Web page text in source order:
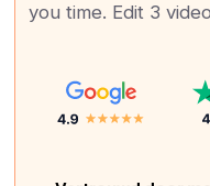
you time. Edit 3